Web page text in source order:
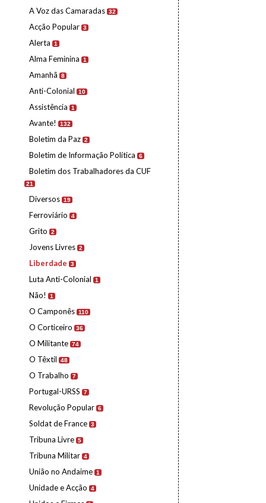
A Voz das Camaradas 32
Acção Popular 3
Alerta 1
Alma Feminina 1
Amanhã 8
Anti-Colonial 10
Assistência 1
Avante! 132
Boletim da Paz 2
Boletim de Informação Política 6
Boletim dos Trabalhadores da CUF
21
Diversos 19
Ferroviário 4
Grito 2
Jovens Livres 2
Liberdade 3
Luta Anti-Colonial 1
Não! 1
O Camponês 110
O Corticeiro 36
O Militante 74
O Têxtil 48
O Trabalho 7
Portugal-URSS 7
Revolução Popular 6
Soldat de France 3
Tribuna Livre 5
Tribuna Militar 4
União no Andaime 1
Unidade e Acção 4